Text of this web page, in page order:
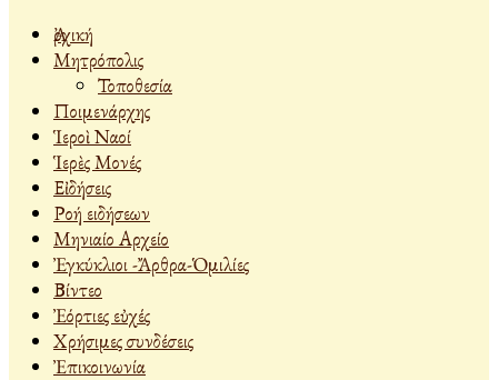
Ἀρχική
Μητρόπολις
Τοποθεσία
Ποιμενάρχης
Ἱεροὶ Ναοί
Ἱερὲς Μονές
Εἰδήσεις
Ροή ειδήσεων
Μηνιαίο Αρχείο
Ἐγκύκλιοι -Ἄρθρα-Ὁμιλίες
Βίντεο
Ἐόρτιες εὐχές
Χρήσιμες συνδέσεις
Ἐπικοινωνία